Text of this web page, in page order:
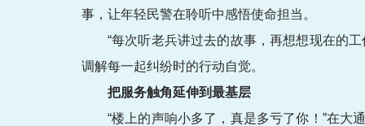
事，让年轻民警在聆听中感悟使命担当。
“每次听老兵讲过去的故事，再想想现在的
调解每一起纠纷时的行动自觉。
把服务触角延伸到最基层
“楼上的声响小多了，真是多亏了你！”在